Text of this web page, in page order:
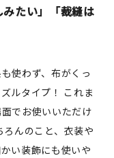
みたい」「裁縫は
使わず、布がくっ
ルタイプ！ これま
でお使いいただけ
んのこと、衣装や
い装飾にも使いや